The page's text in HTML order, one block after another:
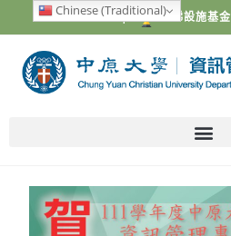
中原大學 | 電梯設施基金
Chinese (Traditional)